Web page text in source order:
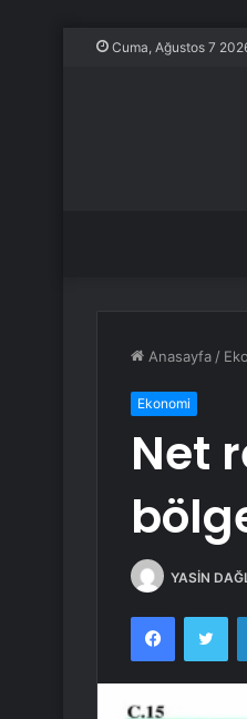
Cuma, Ağustos 7
Anasayfa /
Ekonomi
Net
YASİN
Facebook